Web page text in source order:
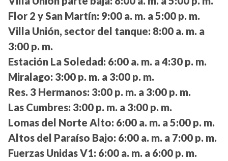
Flor 2 y San Martín: 9:00 a. m. a 5:00 p. m.
Villa Unión, sector del tanque: 8:00 a. m. a
3:00 p. m.
Estación La Soledad: 6:00 a. m. a 4:30 p. m.
Miralago: 3:00 p. m. a 3:00 p. m.
Res. 3 Hermanos: 3:00 p. m. a 3:00 p. m.
Las Cumbres: 3:00 p. m. a 3:00 p. m.
Lomas del Norte Alto: 6:00 a. m. a 5:00 p. m.
Altos del Paraíso Bajo: 6:00 a. m. a 7:00 p. m.
Fuerzas Unidas V1: 6:00 a. m. a 6:00 p. m.